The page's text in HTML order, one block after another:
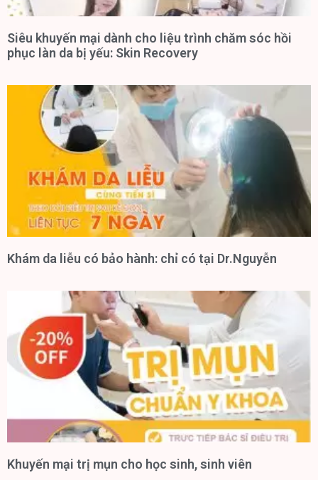
Siêu khuyến mại dành cho liệu trình chăm sóc hồi
phục làn da bị yếu: Skin Recovery
Khám da liễu có bảo hành: chỉ có tại Dr.Nguyễn
Khuyến mại trị mụn cho học sinh, sinh viên